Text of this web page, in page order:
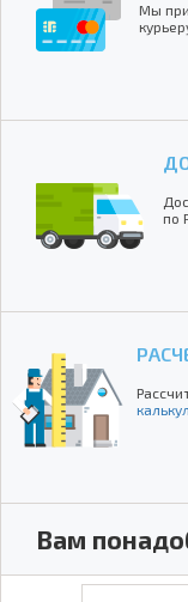
Мы
по
Вам